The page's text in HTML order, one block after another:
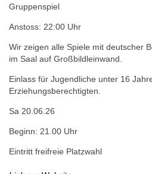
Gruppenspiel
Anstoss: 22:00 Uhr
Wir zeigen alle Spiele mit deutscher
im Saal auf Großbildleinwand.
Einlass für Jugendliche unter 16
Erziehungsberechtigten.
Sa 20.06.26
Beginn: 21.00 Uhr
Eintritt freifreie Platzwahl